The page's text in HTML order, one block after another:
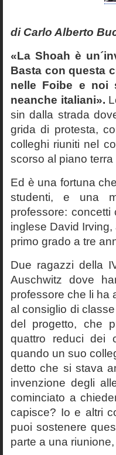
di Carlo Alberto
«La Shoah è
Basta con questa
nelle Foibe e noi
neanche italiani».
sin dalla strada
grida di protesta,
colleghi riuniti nel
scorso al piano
Ed è una fortuna
studenti, e una
professore:
inglese David
primo grado a tre
Due ragazzi della
Auschwitz dove
professore che li ha
al consiglio di
del progetto, che
quattro reduci dei
quando un suo
detto che si stava
invenzione degli
cominciato a
capisce? Io e altri
puoi sostenere
parte a una